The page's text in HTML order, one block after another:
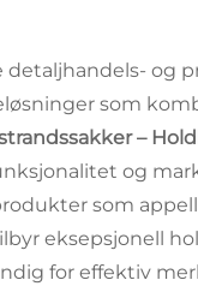
og
som
–
og
som
eksepsjonell
for effektiv